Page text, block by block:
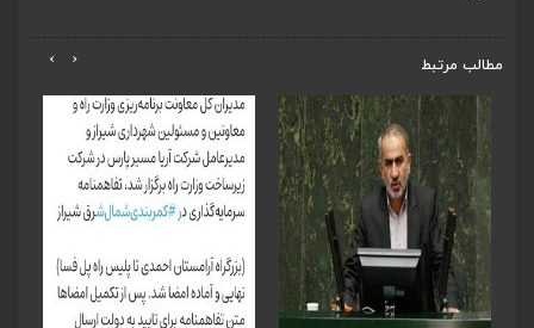
مطالب مرتبط ‹
›